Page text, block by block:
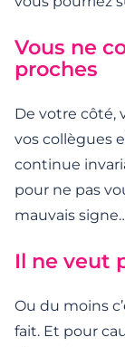
Vous ne
proches
De votre côté,
vos collègues
continue
pour ne pas
mauvais
Il ne veut
Ou du moins
fait. Et pour